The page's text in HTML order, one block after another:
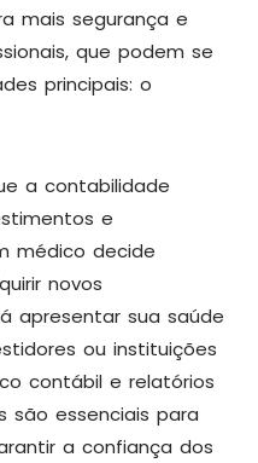
mais segurança e
que podem se
principais: o
a contabilidade
e
médico decide
novos
apresentar sua saúde
ou instituições
contábil e relatórios
são essenciais para
a confiança dos